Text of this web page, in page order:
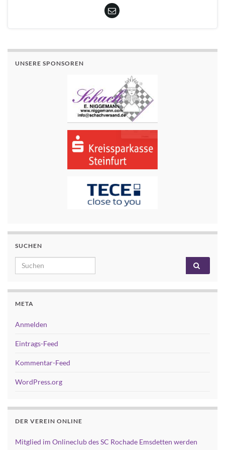
UNSERE SPONSOREN
SUCHEN
Search for:
META
Anmelden
Eintrags-Feed
Kommentar-Feed
WordPress.org
DER VEREIN ONLINE
Mitglied im Onlineclub des SC Rochade Emsdetten werden